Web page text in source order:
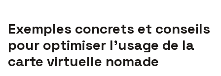
Exemples concrets et conseils
pour optimiser l’usage de la
carte virtuelle nomade